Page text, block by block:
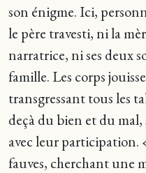
son énigme. Ici,
le père travesti, ni la
narratrice, ni ses deux
famille. Les corps
transgressant tous les
deçà du bien et du mal,
avec leur participation.
fauves, cherchant une